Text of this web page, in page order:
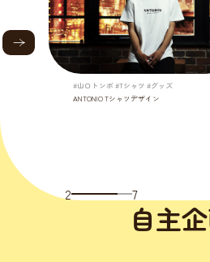
#山口トンボ #Tシャツ #グッズ
ANTONIO Tシャツデザイン
2 7
自主